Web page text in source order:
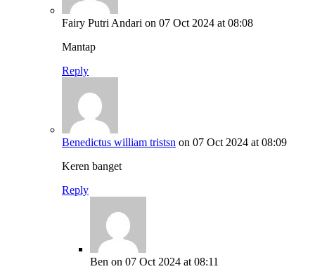
Fairy Putri Andari on 07 Oct 2024 at 08:08
Mantap
Reply
Benedictus william tristsn on 07 Oct 2024 at 08:09
Keren banget
Reply
Ben on 07 Oct 2024 at 08:11